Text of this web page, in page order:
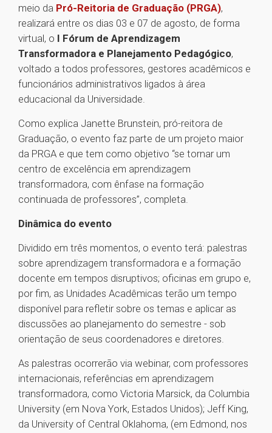
meio da Pró-Reitoria de Graduação (PRGA),
realizará entre os dias 03 e 07 de agosto, de forma
virtual, o I Fórum de Aprendizagem
Transformadora e Planejamento Pedagógico,
voltado a todos professores, gestores acadêmicos e
funcionários administrativos ligados à área
educacional da Universidade.
Como explica Janette Brunstein, pró-reitora de
Graduação, o evento faz parte de um projeto maior
da PRGA e que tem como objetivo “se tornar um
centro de excelência em aprendizagem
transformadora, com ênfase na formação
continuada de professores”, completa.
Dinâmica do evento
Dividido em três momentos, o evento terá: palestras
sobre aprendizagem transformadora e a formação
docente em tempos disruptivos; oficinas em grupo e,
por fim, as Unidades Acadêmicas terão um tempo
disponível para refletir sobre os temas e aplicar as
discussões ao planejamento do semestre - sob
orientação de seus coordenadores e diretores.
As palestras ocorrerão via webinar, com professores
internacionais, referências em aprendizagem
transformadora, como Victoria Marsick, da Columbia
University (em Nova York, Estados Unidos); Jeff King,
da University of Central Oklahoma, (em Edmond, nos